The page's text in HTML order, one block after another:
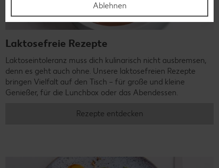
Laktosefreie Rezepte
Laktoseintoleranz muss dich kulinarisch nicht ausbremsen,
denn es geht auch ohne. Unsere laktosefreien Rezepte
bringen Vielfalt auf den Tisch – für große und kleine
Genießer, für die Lunchbox oder das Abendessen.
Rezepte entdecken
Ablehnen